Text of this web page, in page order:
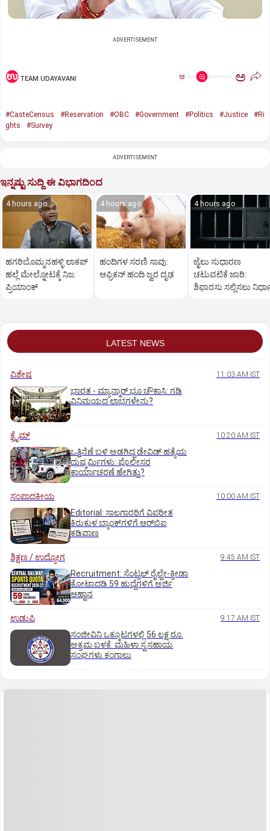
ADVERTISEMENT
TEAM UDAYAVANI ಅ ಅ
#CasteCensus #Reservation #OBC #Government #Politics #Justice
#Ri
ghts
#Survey
ADVERTISEMENT
ಇನ್ನಷ್ಟು ಸುದ್ದಿ ಈ ವಿಭಾಗದಿಂದ
4 hours ago
ಹಗರಿಬೊಮ್ಮನಹಳ್ಳಿ ಲಾಕಪ್‌
ಹಲ್ಲೆ ಮೇಲ್ನೋಟಕ್ಕೆ ನಿಜ:
ಪ್ರಿಯಾಂಕ್‌
4 hours ago
ಹಂದಿಗಳ ಸರಣಿ ಸಾವು:
ಆಫ್ರಿಕನ್‌ ಹಂದಿ ಜ್ವರ ದೃಢ
4 hours ago
ಜೈಲು ಸುಧಾರಣ
ಚಟುವಟಿಕೆ ಜಾರಿ:
ಶಿಫಾರಸು ಸಲ್ಲಿಸಲು
LATEST NEWS
ವಿಶೇಷ 11:03 AM IST
ಭಾರತ -‌ ಮ್ಯಾನ್ಮಾರ್ ಭೂ ಚೌಕಾಸಿ: ಗಡಿ
ವಿನಿಮಯದ ಲಾಭಗಳೇನು?
ಕ್ರೈಮ್ 10:20 AM IST
ಒತ್ತಿನೆಣೆ ಬಳಿ ಅಡಗಿದ್ದ ಡೇವಿಡ್‌ ಹತ್ಯೆಯ
ದುಷ್ಕರ್ಮಿಗಳು: ಪೊಲೀಸರ
ಕಾರ್ಯಾಚರಣೆ ಹೇಗಿತ್ತು?
ಸಂಪಾದಕೀಯ 10:00 AM IST
Editorial: ಸಾಲಗಾರರಿಗೆ ವಿಪರೀತ
ಕಿರುಕುಳ ಬ್ಯಾಂಕ್‌ಗಳಿಗೆ ಆರ್‌ಬಿಐ
ಕಡಿವಾಣ
ಶಿಕ್ಷಣ / ಉದ್ಯೋಗ 9:45 AM IST
Recruitment: ಸೆಂಟ್ರಲ್‌ ರೈಲ್ವೇ-ಕ್ರೀಡಾ
ಕೋಟಾದಡಿ 59 ಹುದ್ದೆಗಳಿಗೆ ಅರ್ಜಿ
ಆಹ್ವಾನ
ಉಡುಪಿ 9:17 AM IST
ಸಂಜೀವಿನಿ ಒಕ್ಕೂಟಗಳಲ್ಲಿ 56 ಲಕ್ಷ ರೂ.
ಅಕ್ರಮ ಬಳಕೆ: ಮಹಿಳಾ ಸ್ವಸಹಾಯ
ಸಂಘಗಳು ಕಂಗಾಲು